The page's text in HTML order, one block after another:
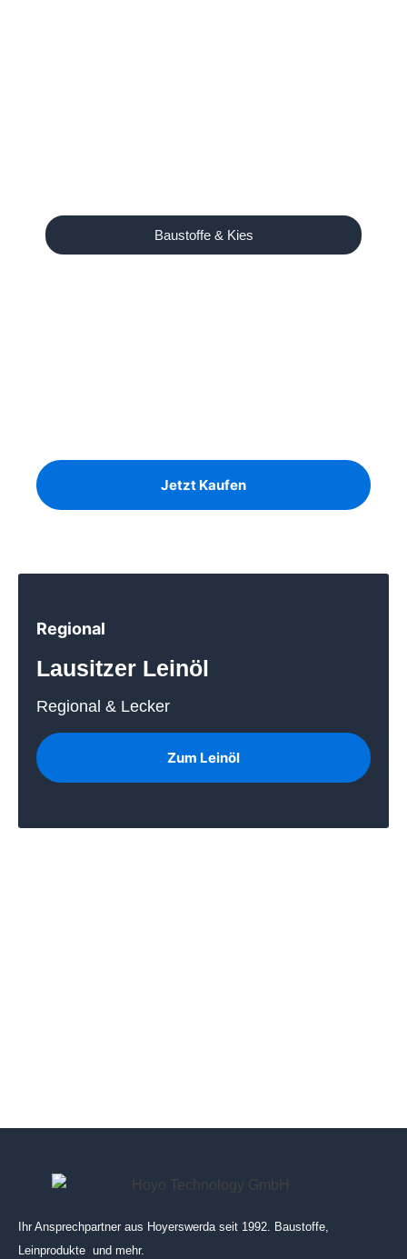
Baustoffe & Kies
Jetzt Kaufen
Regional
Lausitzer Leinöl
Regional & Lecker
Zum Leinöl
Ihr Ansprechpartner aus Hoyerswerda seit 1992. Baustoffe,
Leinprodukte und mehr.